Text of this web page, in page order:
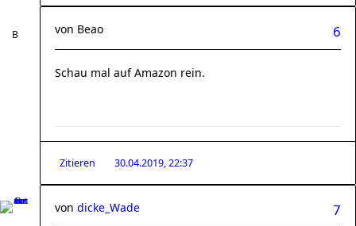
6
von Beao
Schau mal auf Amazon rein.
Zitieren 30.04.2019, 22:37
7
von dicke_Wade